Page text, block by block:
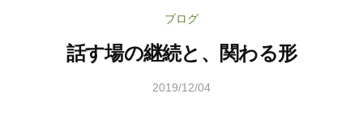
ブログ
話す場の継続と、関わる形
2019/12/04